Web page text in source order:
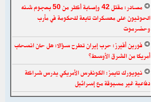
مصادر: مقتل 42 وإصابة أكثر من 50 بهجوم شنه
الحوثيون على معسكرات تابعة للحكومة في مأرب
وحضرموت
فورين أفيرز: حرب إيران تطرح سؤالا: هل حان انسحاب
أمريكا من الشرق الأوسط؟
نيويورك تايمز: الكونغرس الأمريكي يدرس شراكة
دفاعية غير مسبوقة مع إسرائيل